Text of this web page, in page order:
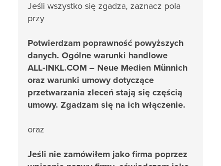
Jeśli wszystko się zgadza, zaznacz pola
przy
Potwierdzam poprawność powyższych
danych. Ogólne warunki handlowe
ALL‑INKL.COM – Neue Medien Münnich
oraz warunki umowy dotyczące
przetwarzania zleceń stają się częścią
umowy. Zgadzam się na ich włączenie.
oraz
Jeśli nie zamówiłem jako firma poprzez